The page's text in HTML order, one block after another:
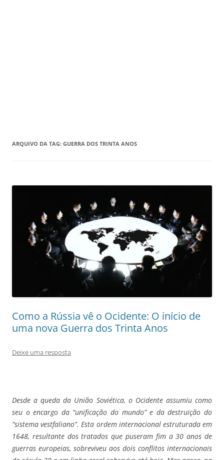
ARQUIVO DA TAG: GUERRA DOS TRINTA ANOS
Como a Rússia vê o Ocidente: O início de
uma nova Guerra dos Trinta Anos
Deixe uma resposta
Desde a queda da União Soviética, o Ocidente assumiu como
seu o encargo da “unificação do mundo” e da destruição do
“sistema vestfaliano”. Esta ordem internacional estruturada em
1648, resultante dos tratados que puseram fim a 30 anos de
guerras europeias, sobreviveu aos dois conflitos internacionais